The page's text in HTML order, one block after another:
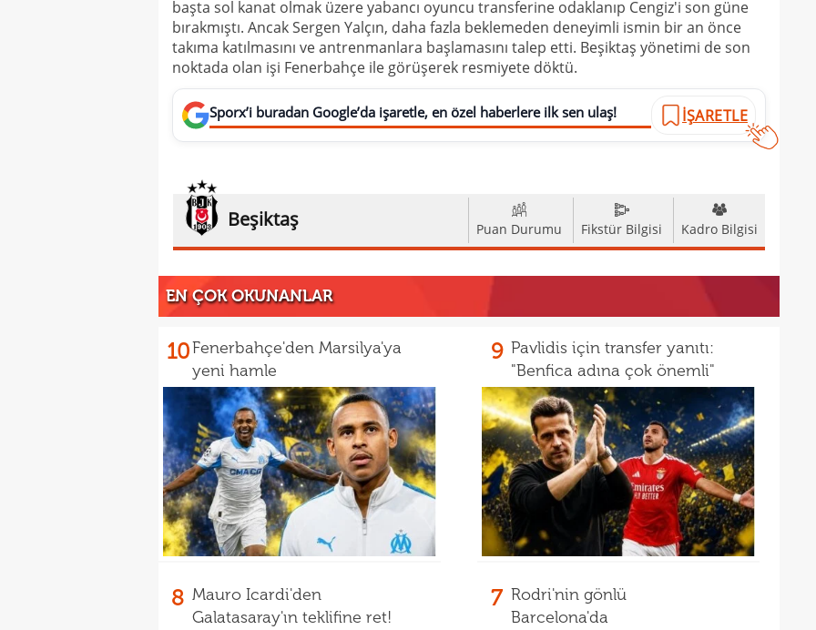
başta sol kanat olmak üzere yabancı oyuncu transferine odaklanıp Cengiz'i son güne
bırakmıştı. Ancak Sergen Yalçın, daha fazla beklemeden deneyimli ismin bir an önce
takıma katılmasını ve antrenmanlara başlamasını talep etti. Beşiktaş yönetimi de son
noktada olan işi Fenerbahçe ile görüşerek resmiyete döktü.
Sporx’i buradan Google’da işaretle, en özel haberlere ilk sen ulaş! İŞARETLE
Beşiktaş Puan Durumu Fikstür Bilgisi Kadro Bilgisi
EN ÇOK OKUNANLAR
10Fenerbahçe'den Marsilya'ya
yeni hamle
9 Pavlidis için transfer yanıtı:
"Benfica adına çok önemli"
8 Mauro Icardi'den
Galatasaray'ın teklifine ret!
7 Rodri'nin gönlü
Barcelona'da